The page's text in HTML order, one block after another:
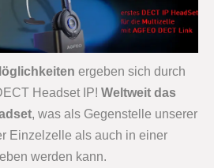
ergeben sich durch
Headset IP! Weltweit das
, was als Gegenstelle unserer
Einzelzelle als auch in einer
werden kann.